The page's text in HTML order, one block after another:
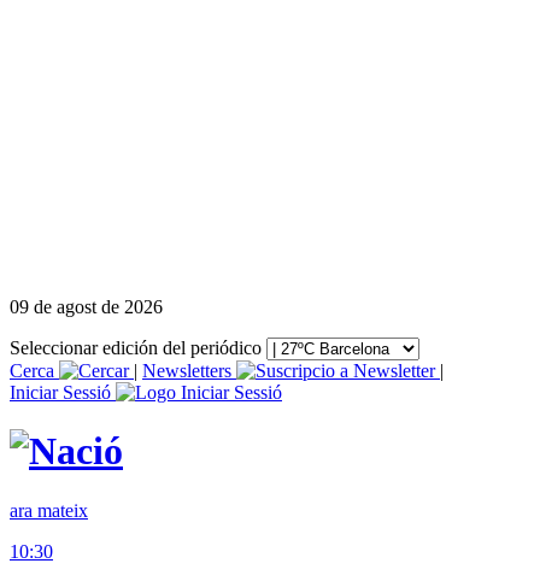
09 de agost de 2026
Seleccionar edición del periódico
Cerca
| Newsletters
|
Iniciar Sessió
ara mateix
10:30